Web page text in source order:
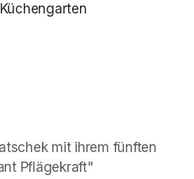
mit ihrem fünften
Pflägekraft"